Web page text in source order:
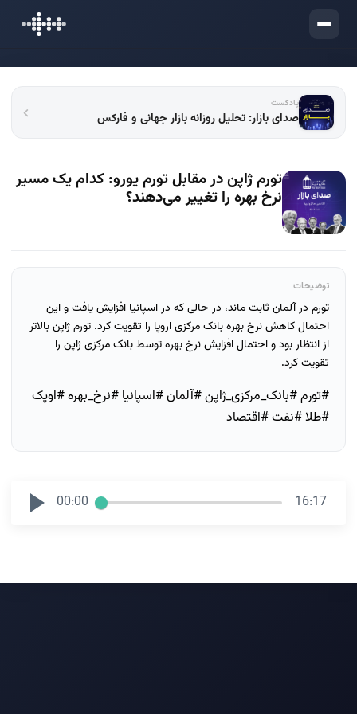
ورود
پادکست
صدای بازار: تحلیل روزانه بازار جهانی و فارکس
تورم ژاپن در مقابل تورم یورو: کدام یک مسیر
نرخ بهره را تغییر می‌دهند؟
توضیحات
تورم در آلمان ثابت ماند، در حالی که در اسپانیا افزایش یافت و این
احتمال کاهش نرخ بهره بانک مرکزی اروپا را تقویت کرد. تورم ژاپن بالاتر
از انتظار بود و احتمال افزایش نرخ بهره توسط بانک مرکزی ژاپن را
تقویت کرد.
#تورم #بانک_مرکزی_ژاپن #آلمان #اسپانیا #نرخ_بهره #اوپک
#طلا #نفت #اقتصاد
00:00 16:17